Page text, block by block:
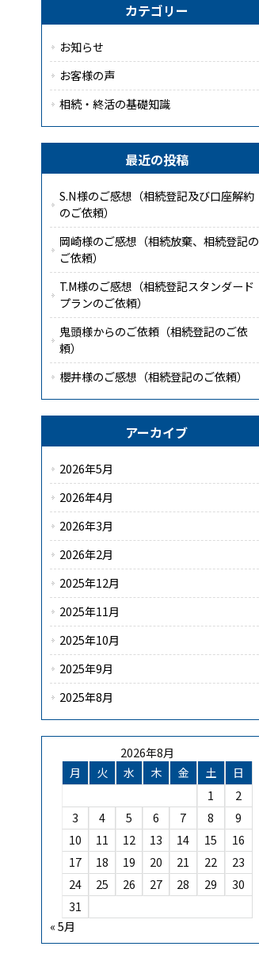
カテゴリー
お知らせ
お客様の声
相続・終活の基礎知識
最近の投稿
S.N様のご感想（相続登記及び口座解約
のご依頼）
岡崎様のご感想（相続放棄、相続登記の
ご依頼）
T.M様のご感想（相続登記スタンダード
プランのご依頼）
鬼頭様からのご依頼（相続登記のご依
頼）
櫻井様のご感想（相続登記のご依頼）
アーカイブ
2026年5月
2026年4月
2026年3月
2026年2月
2025年12月
2025年11月
2025年10月
2025年9月
2025年8月
2026年8月
月
火 水 木 金 土
日
1
2
3
4 5 6 7 8
9
10
11 12 13 14 15
16
17
18 19 20 21 22
23
24
25 26 27 28 29
30
31
« 5月